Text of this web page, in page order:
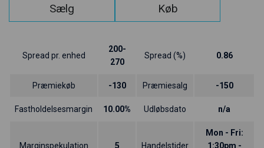
Sælg Køb
Spread pr. enhed
200-
270
Spread (%) 0.86
Præmiekøb -130 Præmiesalg -150
Fastholdelsesmargin 10.00% Udløbsdato n/a
Marginspekulation 5 Handelstider
Mon - Fri:
1:30pm -